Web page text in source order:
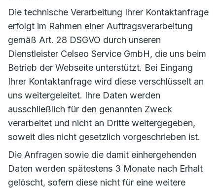
Die technische Verarbeitung Ihrer Kontaktanfrage
erfolgt im Rahmen einer Auftragsverarbeitung
gemäß Art. 28 DSGVO durch unseren
Dienstleister Celseo Service GmbH, die uns beim
Betrieb der Webseite unterstützt. Bei Eingang
Ihrer Kontaktanfrage wird diese verschlüsselt an
uns weitergeleitet. Ihre Daten werden
ausschließlich für den genannten Zweck
verarbeitet und nicht an Dritte weitergegeben,
soweit dies nicht gesetzlich vorgeschrieben ist.
Die Anfragen sowie die damit einhergehenden
Daten werden spätestens 3 Monate nach Erhalt
gelöscht, sofern diese nicht für eine weitere